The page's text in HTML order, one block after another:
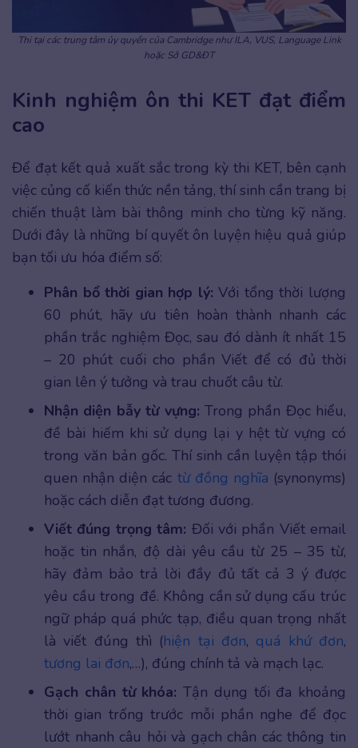
Thi tại các trung tâm ủy quyền của Cambridge như ILA, VUS, Language Link
hoặc Sở GD&ĐT
Kinh nghiệm ôn thi KET đạt điểm
cao
Để đạt kết quả xuất sắc trong kỳ thi KET, bên cạnh
việc củng cố kiến thức nền tảng, thí sinh cần trang bị
chiến thuật làm bài thông minh cho từng kỹ năng.
Dưới đây là những bí quyết ôn luyện hiệu quả giúp
bạn tối ưu hóa điểm số:
Phân bổ thời gian hợp lý: Với tổng thời lượng
60 phút, hãy ưu tiên hoàn thành nhanh các
phần trắc nghiệm Đọc, sau đó dành ít nhất 15
– 20 phút cuối cho phần Viết để có đủ thời
gian lên ý tưởng và trau chuốt câu từ.
Nhận diện bẫy từ vựng: Trong phần Đọc hiểu,
đề bài hiếm khi sử dụng lại y hệt từ vựng có
trong văn bản gốc. Thí sinh cần luyện tập thói
quen nhận diện các từ đồng nghĩa (synonyms)
hoặc cách diễn đạt tương đương.
Viết đúng trọng tâm: Đối với phần Viết email
hoặc tin nhắn, độ dài yêu cầu từ 25 – 35 từ,
hãy đảm bảo trả lời đầy đủ tất cả 3 ý được
yêu cầu trong đề. Không cần sử dụng cấu trúc
ngữ pháp quá phức tạp, điều quan trọng nhất
là viết đúng thì (hiện tại đơn, quá khứ đơn,
tương lai đơn,…), đúng chính tả và mạch lạc.
Gạch chân từ khóa: Tận dụng tối đa khoảng
thời gian trống trước mỗi phần nghe để đọc
lướt nhanh câu hỏi và gạch chân các thông tin